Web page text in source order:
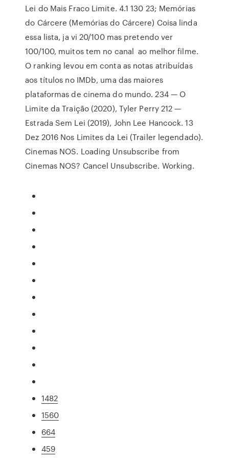
Lei do Mais Fraco Limite. 4.1 130 23; Memórias
do Cárcere (Memórias do Cárcere) Coisa linda
essa lista, ja vi 20/100 mas pretendo ver
100/100, muitos tem no canal ao melhor filme.
O ranking levou em conta as notas atribuídas
aos títulos no IMDb, uma das maiores
plataformas de cinema do mundo. 234 — O
Limite da Traição (2020), Tyler Perry 212 —
Estrada Sem Lei (2019), John Lee Hancock. 13
Dez 2016 Nos Limites da Lei (Trailer legendado).
Cinemas NOS. Loading Unsubscribe from
Cinemas NOS? Cancel Unsubscribe. Working.
1482
1560
664
459